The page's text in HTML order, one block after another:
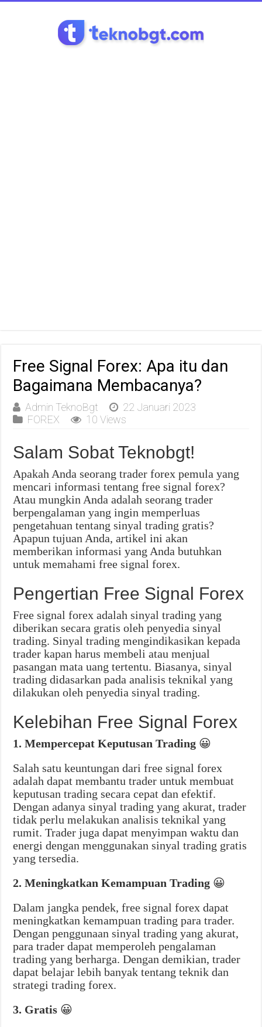
Free Signal Forex: Apa itu dan
Bagaimana Membacanya?
Admin TeknoBgt
22 Januari 2023
FOREX
10 Views
Salam Sobat Teknobgt!
Apakah Anda seorang trader forex pemula yang
mencari informasi tentang free signal forex?
Atau mungkin Anda adalah seorang trader
berpengalaman yang ingin memperluas
pengetahuan tentang sinyal trading gratis?
Apapun tujuan Anda, artikel ini akan
memberikan informasi yang Anda butuhkan
untuk memahami free signal forex.
Pengertian Free Signal Forex
Free signal forex adalah sinyal trading yang
diberikan secara gratis oleh penyedia sinyal
trading. Sinyal trading mengindikasikan kepada
trader kapan harus membeli atau menjual
pasangan mata uang tertentu. Biasanya, sinyal
trading didasarkan pada analisis teknikal yang
dilakukan oleh penyedia sinyal trading.
Kelebihan Free Signal Forex
1. Mempercepat Keputusan Trading 😀
Salah satu keuntungan dari free signal forex
adalah dapat membantu trader untuk membuat
keputusan trading secara cepat dan efektif.
Dengan adanya sinyal trading yang akurat, trader
tidak perlu melakukan analisis teknikal yang
rumit. Trader juga dapat menyimpan waktu dan
energi dengan menggunakan sinyal trading gratis
yang tersedia.
2. Meningkatkan Kemampuan Trading 😀
Dalam jangka pendek, free signal forex dapat
meningkatkan kemampuan trading para trader.
Dengan penggunaan sinyal trading yang akurat,
para trader dapat memperoleh pengalaman
trading yang berharga. Dengan demikian, trader
dapat belajar lebih banyak tentang teknik dan
strategi trading forex.
3. Gratis 😀